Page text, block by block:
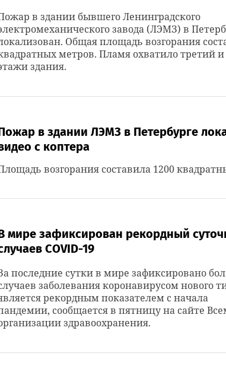
в здании бывшего Ленинградского
завода (ЛЭМЗ) в
Общая площадь возгорания
метров. Пламя охватило третий
здания.
в здании ЛЭМЗ в Петербурге
с коптера
возгорания составила 1200
мире зафиксирован рекордный
COVID-19
последние сутки в мире зафиксировано
заболевания коронавирусом нового
рекордным показателем с начала
сообщается в пятницу на сайте
здравоохранения.